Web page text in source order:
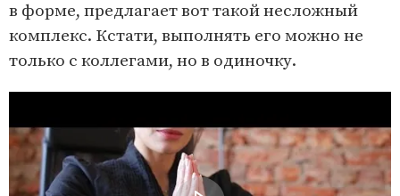
в форме, предлагает вот такой несложный
комплекс. Кстати, выполнять его можно не
только с коллегами, но в одиночку.